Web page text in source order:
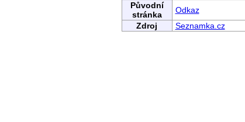
Původní
stránka
Odkaz
Zdroj
Seznamka.cz